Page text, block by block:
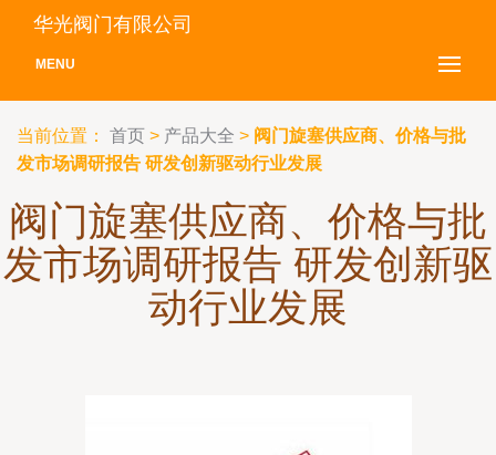
华光阀门有限公司
MENU
当前位置： 首页 > 产品大全 > 阀门旋塞供应商、价格与批
发市场调研报告 研发创新驱动行业发展
阀门旋塞供应商、价格与批
发市场调研报告 研发创新驱
动行业发展